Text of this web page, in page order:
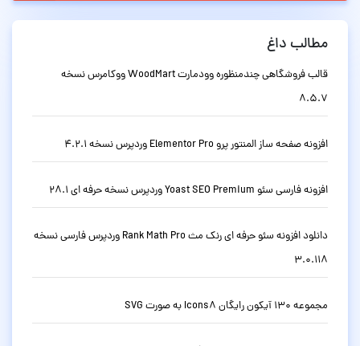
مطالب داغ
قالب فروشگاهی چندمنظوره وودمارت WoodMart ووکامرس نسخه
8.5.7
افزونه صفحه ساز المنتور پرو Elementor Pro وردپرس نسخه 4.2.1
افزونه فارسی سئو Yoast SEO Premium وردپرس نسخه حرفه ای 28.1
دانلود افزونه سئو حرفه ای رنک مث Rank Math Pro وردپرس فارسی نسخه
3.0.118
مجموعه 130 آیکون رایگان Icons8 به صورت SVG